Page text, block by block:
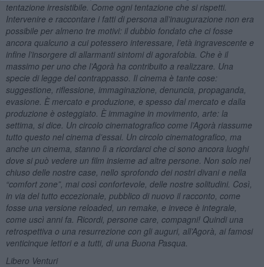
tentazione irresistibile. Come ogni tentazione che si rispetti.
Intervenire e raccontare i fatti di persona all’inaugurazione non era
possibile per almeno tre motivi: il dubbio fondato che ci fosse
ancora qualcuno a cui potessero interessare, l’età ingravescente e
infine l’insorgere di allarmanti sintomi di agorafobia. Che è il
massimo per uno che l’Agorà ha contribuito a realizzare. Una
specie di legge del contrappasso. Il cinema è tante cose:
suggestione, riflessione, immaginazione, denuncia, propaganda,
evasione. È mercato e produzione, e spesso dal mercato e dalla
produzione è osteggiato. È immagine in movimento, arte: la
settima, si dice. Un circolo cinematografico come l’Agorà riassume
tutto questo nel cinema d’essai. Un circolo cinematografico, ma
anche un cinema, stanno lì a ricordarci che ci sono ancora luoghi
dove si può vedere un film insieme ad altre persone. Non solo nel
chiuso delle nostre case, nello sprofondo dei nostri divani e nella
“comfort zone”, mai così confortevole, delle nostre solitudini. Così,
in via del tutto eccezionale, pubblico di nuovo il racconto, come
fosse una versione reloaded, un remake, e invece è integrale,
come uscì anni fa. Ricordi, persone care, compagni! Quindi una
retrospettiva o una resurrezione con gli auguri, all’Agorà, ai famosi
venticinque lettori e a tutti, di una Buona Pasqua.
Libero Venturi